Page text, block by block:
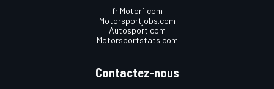
fr.Motor1.com
Motorsportjobs.com
Autosport.com
Motorsportstats.com
Contactez-nous